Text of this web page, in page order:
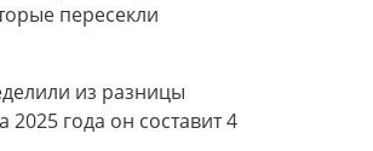
пересекли
из разницы
года он составит 4